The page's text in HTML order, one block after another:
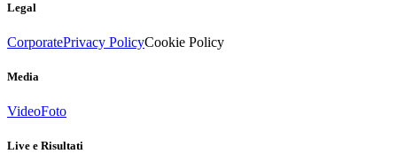
Legal
CorporatePrivacy PolicyCookie Policy
Media
VideoFoto
Live e Risultati